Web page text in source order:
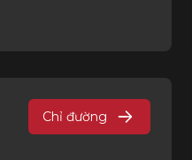
Chỉ đường